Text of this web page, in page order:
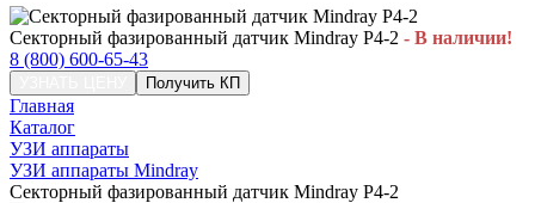
Секторный фазированный датчик Mindray P4-2 - В наличии!
8 (800) 600-65-43
Получить КП
Главная
Каталог
УЗИ аппараты
УЗИ аппараты Mindray
Секторный фазированный датчик Mindray P4-2